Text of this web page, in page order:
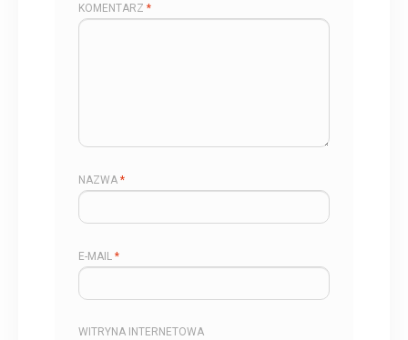
KOMENTARZ *
NAZWA *
E-MAIL *
WITRYNA INTERNETOWA